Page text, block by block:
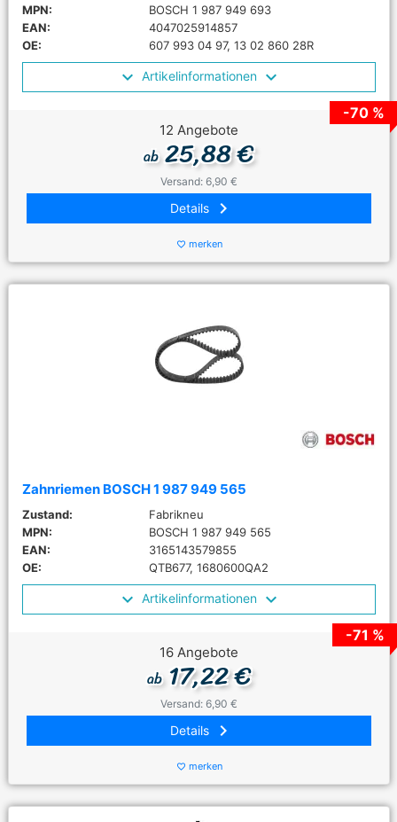
MPN:
BOSCH 1 987 949 693
EAN:
4047025914857
OE:
607 993 04 97, 13 02 860 28R
Artikelinformationen
-70 %
12 Angebote
ab25,88 €
Versand: 6,90 €
Details keyboard_arrow_right
favorite_border merken
Zahnriemen BOSCH 1 987 949 565
Zustand:
Fabrikneu
MPN:
BOSCH 1 987 949 565
EAN:
3165143579855
OE:
QTB677, 1680600QA2
Artikelinformationen
-71 %
16 Angebote
ab17,22 €
Versand: 6,90 €
Details keyboard_arrow_right
favorite_border merken